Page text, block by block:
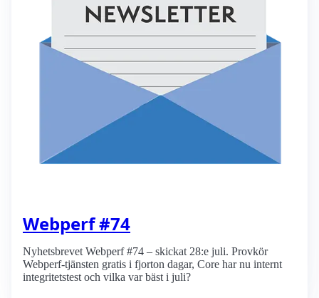
Webperf #74
Nyhetsbrevet Webperf #74 – skickat 28:e juli. Provkör
Webperf-tjänsten gratis i fjorton dagar, Core har nu internt
integritetstest och vilka var bäst i juli?